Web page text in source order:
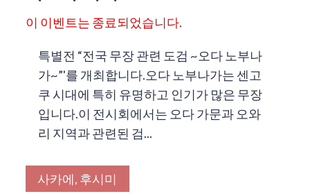
이 이벤트는 종료되었습니다.
특별전 “전국 무장 관련 도검 ~오다 노부나
가~”'를 개최합니다.오다 노부나가는 센고
쿠 시대에 특히 유명하고 인기가 많은 무장
입니다.이 전시회에서는 오다 가문과 오와
리 지역과 관련된 검...
사카에, 후시미